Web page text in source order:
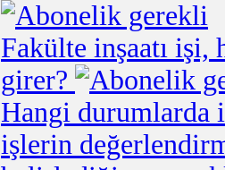
Fakülte inşaatı işi,
girer?
Hangi durumlarda
işlerin